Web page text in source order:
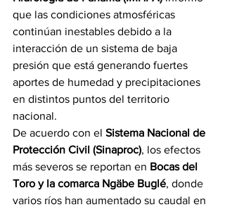
que las condiciones atmosféricas
continúan inestables debido a la
interacción de un sistema de baja
presión que está generando fuertes
aportes de humedad y precipitaciones
en distintos puntos del territorio
nacional.
De acuerdo con el Sistema Nacional de
Protección Civil (Sinaproc), los efectos
más severos se reportan en Bocas del
Toro y la comarca Ngäbe Buglé, donde
varios ríos han aumentado su caudal en